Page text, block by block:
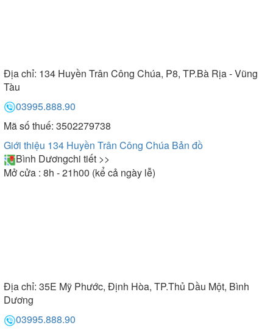
Địa chỉ: 134 Huyền Trân Công Chúa, P8, TP.Bà Rịa - Vũng
Tàu
03995.888.90
Mã số thuế: 3502279738
Giới thiệu 134 Huyền Trân Công Chúa Bản đồ
Bình Dươngchi tiết >>
Mở cửa : 8h - 21h00 (kể cả ngày lễ)
Địa chỉ: 35E Mỹ Phước, Định Hòa, TP.Thủ Dầu Một, Bình
Dương
03995.888.90